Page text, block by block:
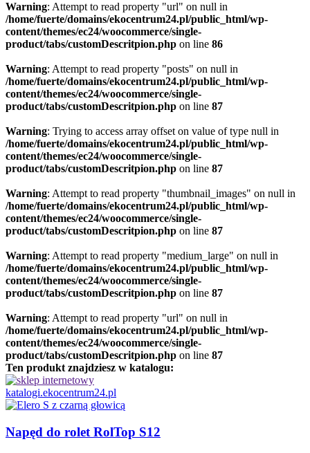
Warning: Attempt to read property "url" on null in
/home/fuerte/domains/ekocentrum24.pl/public_html/wp-
content/themes/ec24/woocommerce/single-
product/tabs/customDescritpion.php on line 86
Warning: Attempt to read property "posts" on null in
/home/fuerte/domains/ekocentrum24.pl/public_html/wp-
content/themes/ec24/woocommerce/single-
product/tabs/customDescritpion.php on line 87
Warning: Trying to access array offset on value of type null in
/home/fuerte/domains/ekocentrum24.pl/public_html/wp-
content/themes/ec24/woocommerce/single-
product/tabs/customDescritpion.php on line 87
Warning: Attempt to read property "thumbnail_images" on null in
/home/fuerte/domains/ekocentrum24.pl/public_html/wp-
content/themes/ec24/woocommerce/single-
product/tabs/customDescritpion.php on line 87
Warning: Attempt to read property "medium_large" on null in
/home/fuerte/domains/ekocentrum24.pl/public_html/wp-
content/themes/ec24/woocommerce/single-
product/tabs/customDescritpion.php on line 87
Warning: Attempt to read property "url" on null in
/home/fuerte/domains/ekocentrum24.pl/public_html/wp-
content/themes/ec24/woocommerce/single-
product/tabs/customDescritpion.php on line 87
Ten produkt znajdziesz w katalogu:
katalogi.ekocentrum24.pl
Napęd do rolet RolTop S12